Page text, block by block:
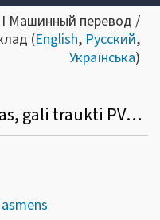
Машинный перевод /
(English, Русский,
Українська)
Ar pirkėjas, PVM mokėtojas, gali traukti PVM į atskaitą, jei tiekėjas – PVM mokėtojas, taikantis SVS Lietuvoje, – PVM sąskaitoje faktūroje išskyrė PVM?